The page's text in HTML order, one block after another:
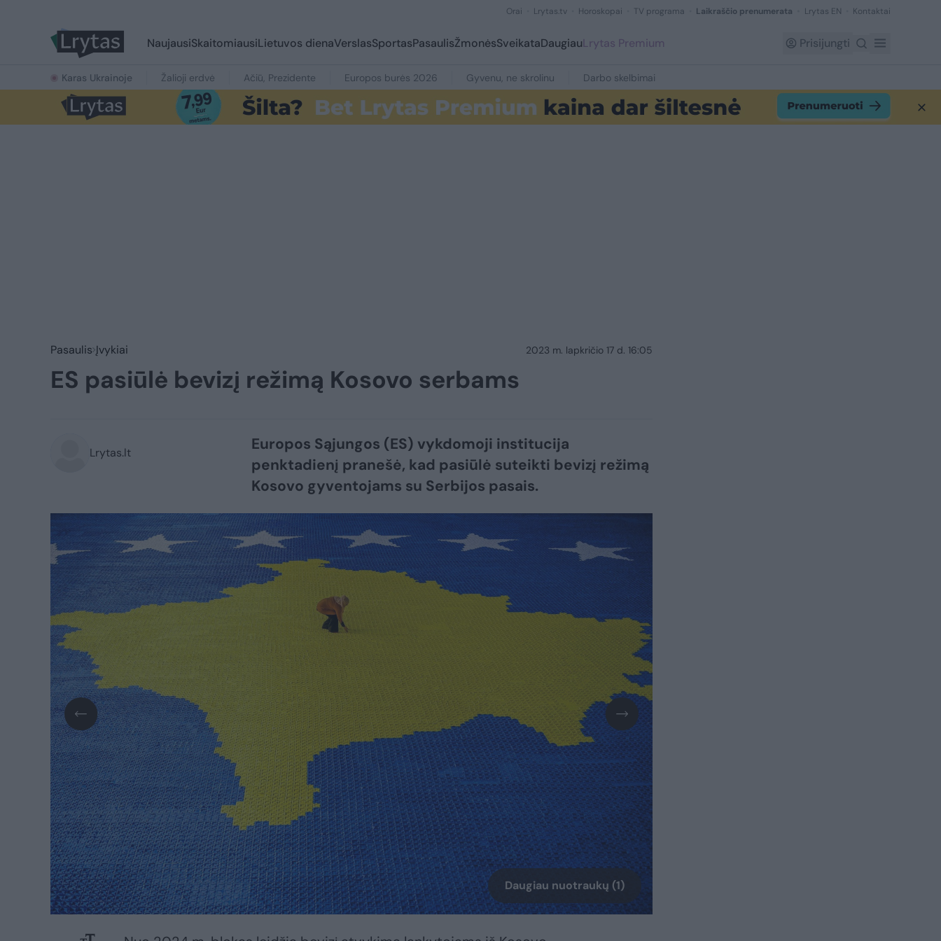
Orai Lrytas.tv Horoskopai TV programa Laikraščio prenumerata Lrytas EN Kontaktai
NaujausiSkaitomiausiLietuvos dienaVerslasSportasPasaulisŽmonėsSveikataDaugiauLrytas Premium Prisijungti
Karas Ukrainoje Žalioji erdvė Ačiū, Prezidente Europos burės 2026 Gyvenu, ne skrolinu Darbo skelbimai
Pasaulis Įvykiai 2023 m. lapkričio 17 d. 16:05
ES pasiūlė bevizį režimą Kosovo serbams
Lrytas.lt
Europos Sąjungos (ES) vykdomoji institucija
penktadienį pranešė, kad pasiūlė suteikti bevizį režimą
Kosovo gyventojams su Serbijos pasais.
Daugiau nuotraukų (1)